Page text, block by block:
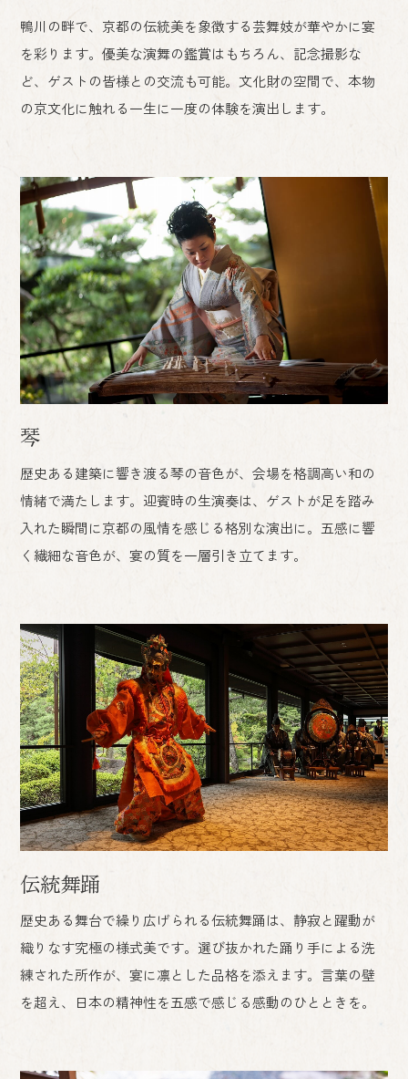
鴨川の畔で、京都の伝統美を象徴する芸舞妓が華やかに宴
を彩ります。優美な演舞の鑑賞はもちろん、記念撮影な
ど、ゲストの皆様との交流も可能。文化財の空間で、本物
の京文化に触れる一生に一度の体験を演出します。
琴
歴史ある建築に響き渡る琴の音色が、会場を格調高い和の
情緒で満たします。迎賓時の生演奏は、ゲストが足を踏み
入れた瞬間に京都の風情を感じる格別な演出に。五感に響
く繊細な音色が、宴の質を一層引き立てます。
伝統舞踊
歴史ある舞台で繰り広げられる伝統舞踊は、静寂と躍動が
織りなす究極の様式美です。選び抜かれた踊り手による洗
練された所作が、宴に凛とした品格を添えます。言葉の壁
を超え、日本の精神性を五感で感じる感動のひとときを。